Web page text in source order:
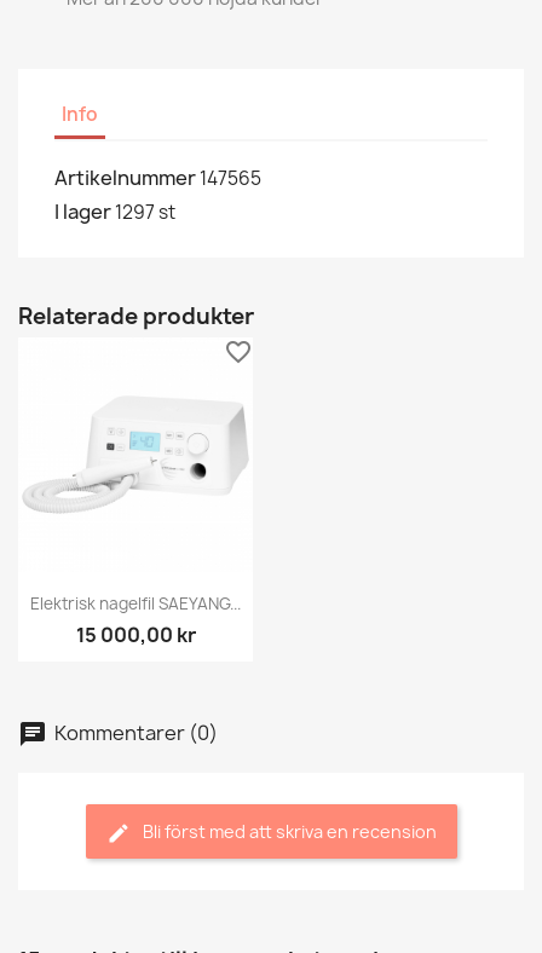
Info
Artikelnummer147565
I lager1297 st
Relaterade produkter
Elektrisk nagelfil SAEYANG...
15 000,00 kr
favorite_border
Kommentarer (0)
Bli först med att skriva en recension